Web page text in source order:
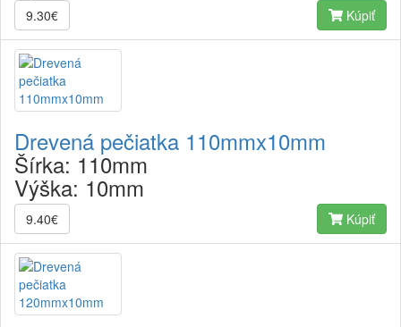
9.30€ Kúpiť
Drevená pečiatka 110mmx10mm
Šírka: 110mm
Výška: 10mm
9.40€ Kúpiť